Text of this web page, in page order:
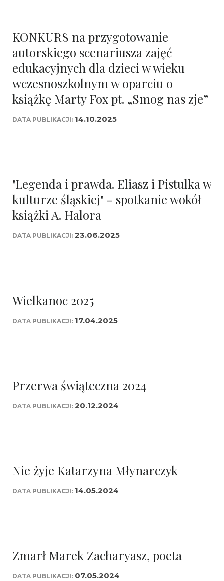
KONKURS na przygotowanie
autorskiego scenariusza zajęć
edukacyjnych dla dzieci w wieku
wczesnoszkolnym w oparciu o
książkę Marty Fox pt. „Smog nas zje”
DATA PUBLIKACJI: 14.10.2025
"Legenda i prawda. Eliasz i Pistulka w
kulturze śląskiej" - spotkanie wokół
książki A. Halora
DATA PUBLIKACJI: 23.06.2025
Wielkanoc 2025
DATA PUBLIKACJI: 17.04.2025
Przerwa świąteczna 2024
DATA PUBLIKACJI: 20.12.2024
Nie żyje Katarzyna Młynarczyk
DATA PUBLIKACJI: 14.05.2024
Zmarł Marek Zacharyasz, poeta
DATA PUBLIKACJI: 07.05.2024